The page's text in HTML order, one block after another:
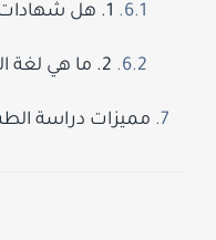
1. هل شهادات جامعة أذربيجان الطبية معترف بها دوليًا؟
2. ما هي لغة الدراسة لتخصص الطب؟
مميزات دراسة